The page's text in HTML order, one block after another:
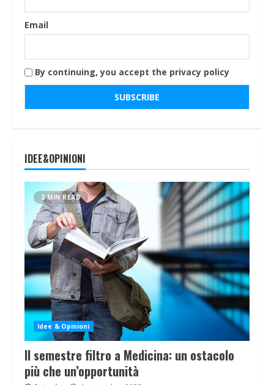
Email
By continuing, you accept the privacy policy
IDEE&OPINIONI
2 MIN READ
Idee & Opinioni
Il semestre filtro a Medicina: un ostacolo
più che un’opportunità